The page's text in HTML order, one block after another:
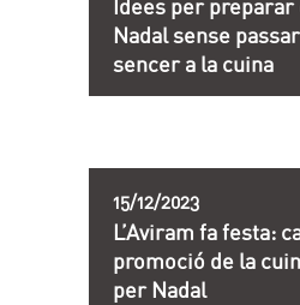
Idees per preparar
Nadal sense
sencer a la cuina
15/12/2023
L’Aviram fa festa:
promoció de la
per Nadal